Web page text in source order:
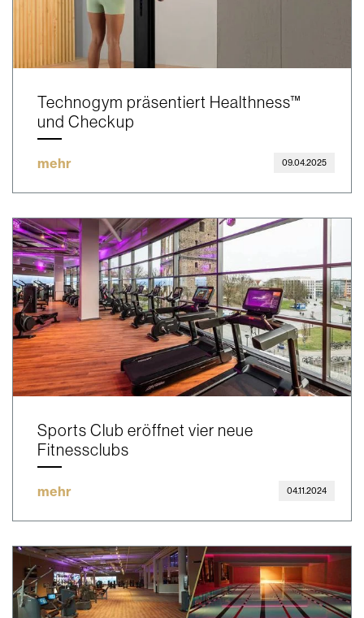
Technogym präsentiert Healthness™
und Checkup
mehr 09.04.2025
Sports Club eröffnet vier neue
Fitnessclubs
mehr 04.11.2024